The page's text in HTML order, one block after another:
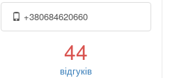
+380684620660
44
відгуків